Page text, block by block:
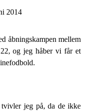
2014
åbningskampen mellem
og jeg håber vi får et
jeg på, da de ikke